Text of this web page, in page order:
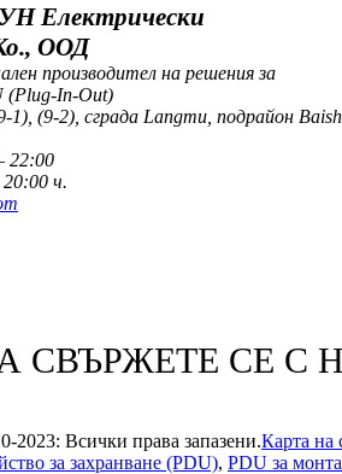
Електрически
ООД
производител на решения за
(Plug-In-Out)
(9-2), сграда Langmu, подрайон
22:00
ч.
СВЪРЖЕТЕ СЕ С
2023: Всички права запазени.Карта на
за захранване (PDU), PDU за